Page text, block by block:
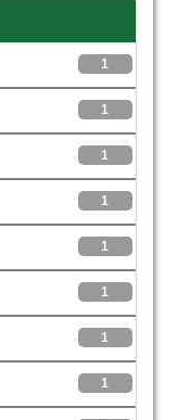
1
1
1
1
1
1
1
1